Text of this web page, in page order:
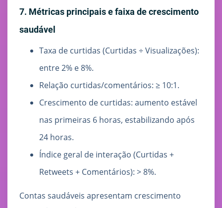
7. Métricas principais e faixa de crescimento
saudável
Taxa de curtidas (Curtidas ÷ Visualizações):
entre 2% e 8%.
Relação curtidas/comentários: ≥ 10:1.
Crescimento de curtidas: aumento estável
nas primeiras 6 horas, estabilizando após
24 horas.
Índice geral de interação (Curtidas +
Retweets + Comentários): > 8%.
Contas saudáveis apresentam crescimento